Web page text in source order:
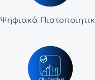
Ψηφιακά